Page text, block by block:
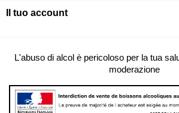
Il tuo account
L'abuso di alcol è pericoloso per la tua
moderazione